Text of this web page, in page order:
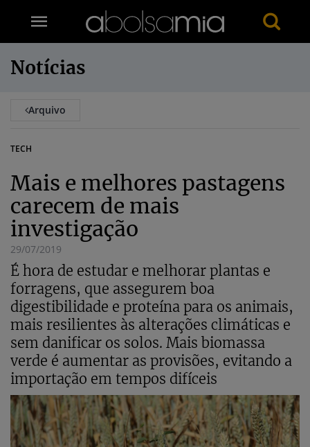
Notícias
Arquivo
TECH
Mais e melhores pastagens
carecem de mais
investigação
29/07/2019
É hora de estudar e melhorar plantas e
forragens, que assegurem boa
digestibilidade e proteína para os animais,
mais resilientes às alterações climáticas e
sem danificar os solos. Mais biomassa
verde é aumentar as provisões, evitando a
importação em tempos difíceis